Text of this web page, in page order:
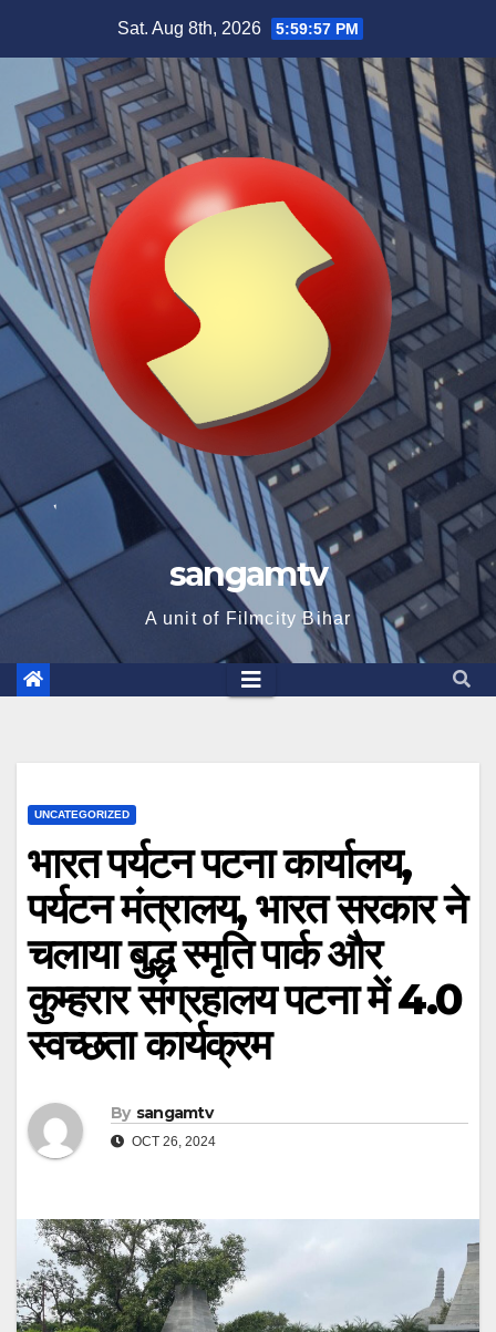
content
Sat. Aug 8th, 2026 5:59:59 PM
sangamtv
A unit of Filmcity Bihar
UNCATEGORIZED
भारत पर्यटन पटना कार्यालय,
पर्यटन मंत्रालय, भारत सरकार ने
चलाया बुद्ध स्मृति पार्क और
कुम्हरार संग्रहालय पटना में 4.0
स्वच्छता कार्यक्रम
By sangamtv
OCT 26, 2024